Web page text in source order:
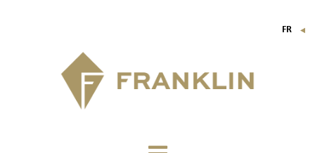
FR ▼